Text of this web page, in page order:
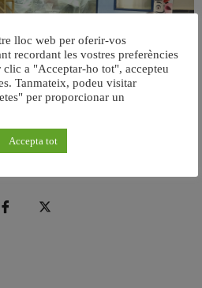
les aules
5 agost, 2026
lloc web per oferir-vos
recordant les vostres preferències
a "Acceptar-ho tot", accepteu
Tanmateix, podeu visitar
per proporcionar un
Accepta tot